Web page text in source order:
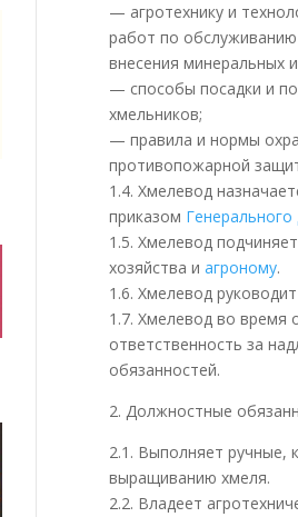
— агротехнику и
работ по
внесения минеральных
— способы посадки и
хмельников;
— правила и нормы
противопожарной
1.4. Хмелевод
приказом Генерального
1.5. Хмелевод
хозяйства иагроному.
1.6. Хмелевод
1.7. Хмелевод во время
ответственность за
обязанностей.
2. Должностные
2.1. Выполняет ручные,
выращиванию хмеля.
2.2. Владеет